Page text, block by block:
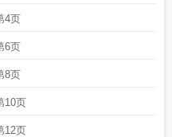
千玺同班同学
班同学的英语怎么读
同班同学们的英文
的英文怎么写
4页
6页
8页
10页
12页